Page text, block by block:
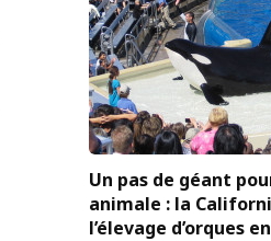
Un pas de géant
animale : la
l’élevage d’orques